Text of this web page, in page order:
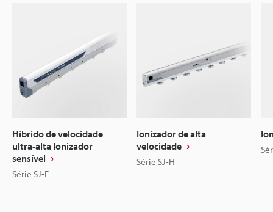
Híbrido de velocidade
ultra-alta Ionizador
sensível
Série SJ-E
Ionizador de alta
velocidade
Série SJ-H